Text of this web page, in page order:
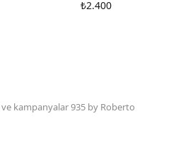
₺2.400
kampanyalar 935 by Roberto